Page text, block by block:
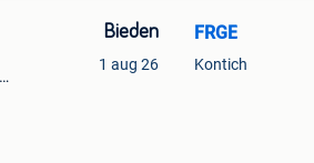
Bieden
1 aug 26
FRGE
Kontich